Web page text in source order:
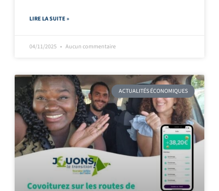
LIRE LA SUITE »
04/11/2025 Aucun commentaire
ACTUALITÉS ÉCONOMIQUES